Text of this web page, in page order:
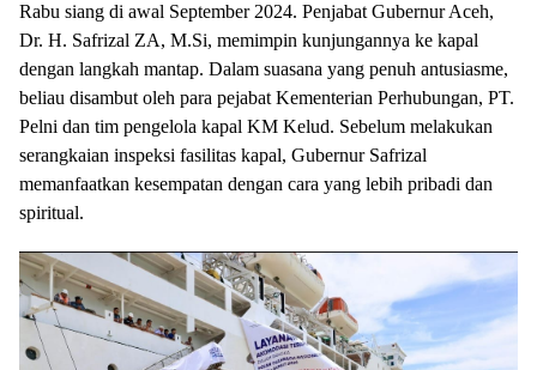
Rabu siang di awal September 2024. Penjabat Gubernur Aceh,
Dr. H. Safrizal ZA, M.Si, memimpin kunjungannya ke kapal
dengan langkah mantap. Dalam suasana yang penuh antusiasme,
beliau disambut oleh para pejabat Kementerian Perhubungan, PT.
Pelni dan tim pengelola kapal KM Kelud. Sebelum melakukan
serangkaian inspeksi fasilitas kapal, Gubernur Safrizal
memanfaatkan kesempatan dengan cara yang lebih pribadi dan
spiritual.